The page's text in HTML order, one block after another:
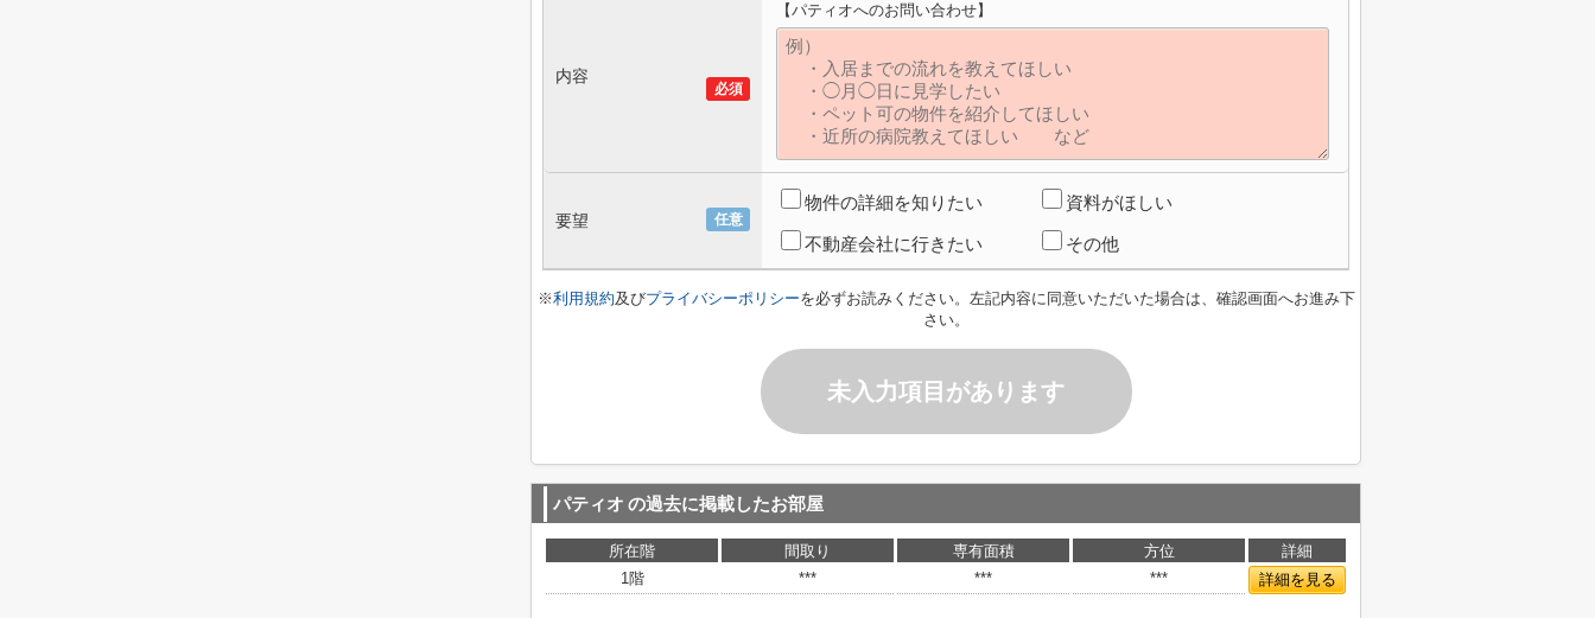
必須
内容
【パティオへのお問い合わせ】
任意
要望
物件の詳細を知りたい 資料がほしい
不動産会社に行きたい その他
※利用規約及びプライバシーポリシーを必ずお読みください。左記内容に同意いただいた場合は、確認画面へお進み下
さい。
未入力項目があります
パティオ の過去に掲載したお部屋
所在階 間取り 専有面積 方位
詳細
1階
*** *** *** 詳細を見る